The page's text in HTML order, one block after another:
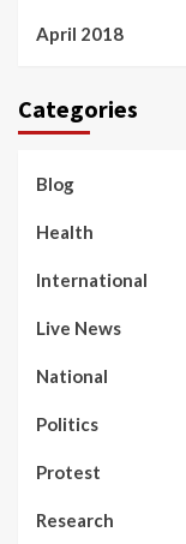
April 2018
Categories
Blog
Health
International
Live News
National
Politics
Protest
Research